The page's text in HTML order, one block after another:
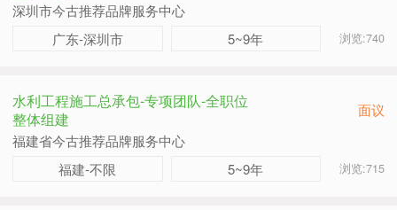
深圳市今古推荐品牌服务中心
广东-深圳市
5~9年 浏览:740
水利工程施工总承包-专项团队-全职位
整体组建
面议
福建省今古推荐品牌服务中心
福建-不限
5~9年 浏览:715